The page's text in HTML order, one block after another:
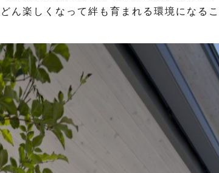
ん楽しくなって絆も育まれる環境になるこ